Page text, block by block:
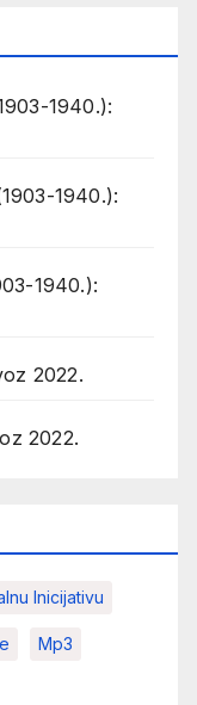
1940.):
1940.):
1940.):
2022.
2022.
Inicijativu
Mp3